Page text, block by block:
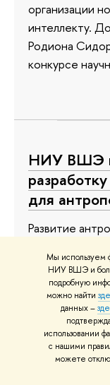
Мы используем
НИУ ВШЭ и
подробную
можно найти
данных –
использовании
с нашими
можете
организации
интеллекту.
Родиона
конкурсе
НИУ ВШЭ
для
Развитие
этических
Института
ВШЭ прошла
разработке
комплексов.